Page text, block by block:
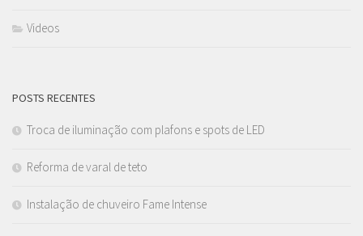
Videos
POSTS RECENTES
Troca de iluminação com plafons e spots de LED
Reforma de varal de teto
Instalação de chuveiro Fame Intense